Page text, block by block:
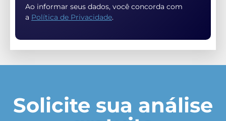
Ao informar seus dados, você concorda com
a Política de Privacidade.
Solicite sua análise